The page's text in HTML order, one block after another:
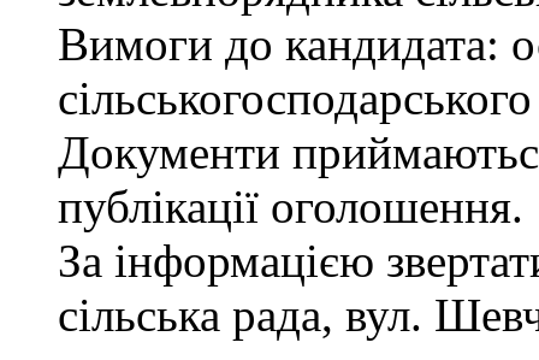
Вимоги до кандидата:
Документи
публікації оголошення.
За інформацією
сільська рада, вул.